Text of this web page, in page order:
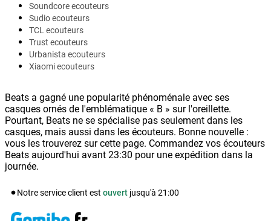
Soundcore ecouteurs
Sudio ecouteurs
TCL ecouteurs
Trust ecouteurs
Urbanista ecouteurs
Xiaomi ecouteurs
Beats a gagné une popularité phénoménale avec ses
casques ornés de l'emblématique « B » sur l'oreillette.
Pourtant, Beats ne se spécialise pas seulement dans les
casques, mais aussi dans les écouteurs. Bonne nouvelle :
vous les trouverez sur cette page. Commandez vos écouteurs
Beats aujourd'hui avant 23:30 pour une expédition dans la
journée.
Notre service client est ouvert jusqu'à 21:00